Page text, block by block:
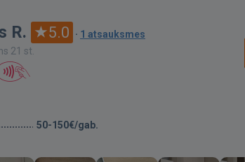
R. 5.0 · 1 atsauksmes
21 st.
50-150€/gab.